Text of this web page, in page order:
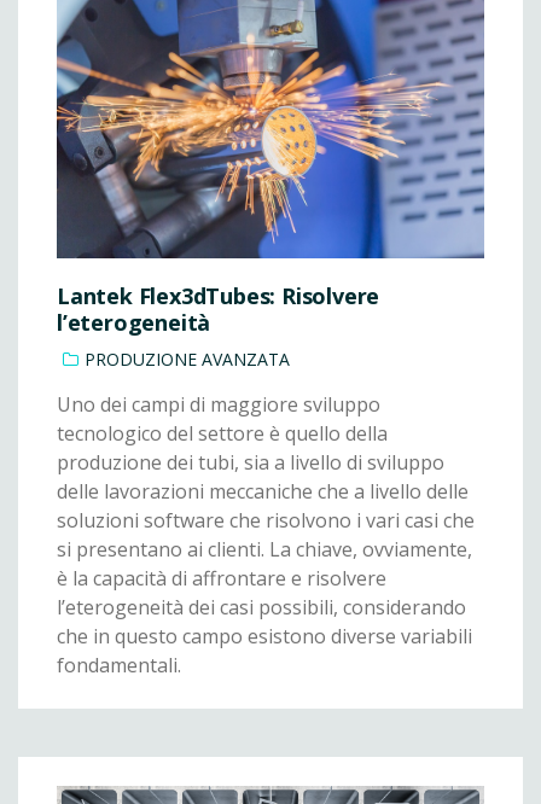
Lantek Flex3dTubes: Risolvere
l’eterogeneità
PRODUZIONE AVANZATA
Uno dei campi di maggiore sviluppo
tecnologico del settore è quello della
produzione dei tubi, sia a livello di sviluppo
delle lavorazioni meccaniche che a livello delle
soluzioni software che risolvono i vari casi che
si presentano ai clienti. La chiave, ovviamente,
è la capacità di affrontare e risolvere
l’eterogeneità dei casi possibili, considerando
che in questo campo esistono diverse variabili
fondamentali.